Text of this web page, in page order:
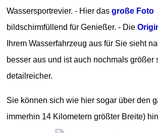
Wassersportrevier. - Hier dasgroße Foto
bildschirmfüllend für Genießer. - Die
Ihrem Wasserfahrzeug aus für Sie sieht
besser aus und ist auch nochmals größer
detailreicher.
Sie können sich wie hier sogar über den
immerhin 14 Kilometern größter Breite)